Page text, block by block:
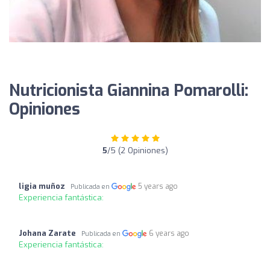
Nutricionista Giannina Pomarolli:
Opiniones
5/5 (2 Opiniones)
ligia muñoz Publicada en 5 years ago
Experiencia fantástica:
Johana Zarate Publicada en 6 years ago
Experiencia fantástica: